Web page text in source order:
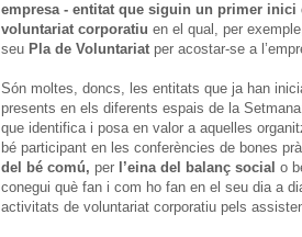
empresa - entitat que siguin un primer
voluntariat corporatiu en el qual, per
seu Pla de Voluntariat per acostar-se a
Són moltes, doncs, les entitats que ja han
presents en els diferents espais de la
que identifica i posa en valor a aquelles
bé participant en les conferències de bones
del bé comú, per l’eina del balanç social o
conegui què fan i com ho fan en el seu dia a
activitats de voluntariat corporatiu pels